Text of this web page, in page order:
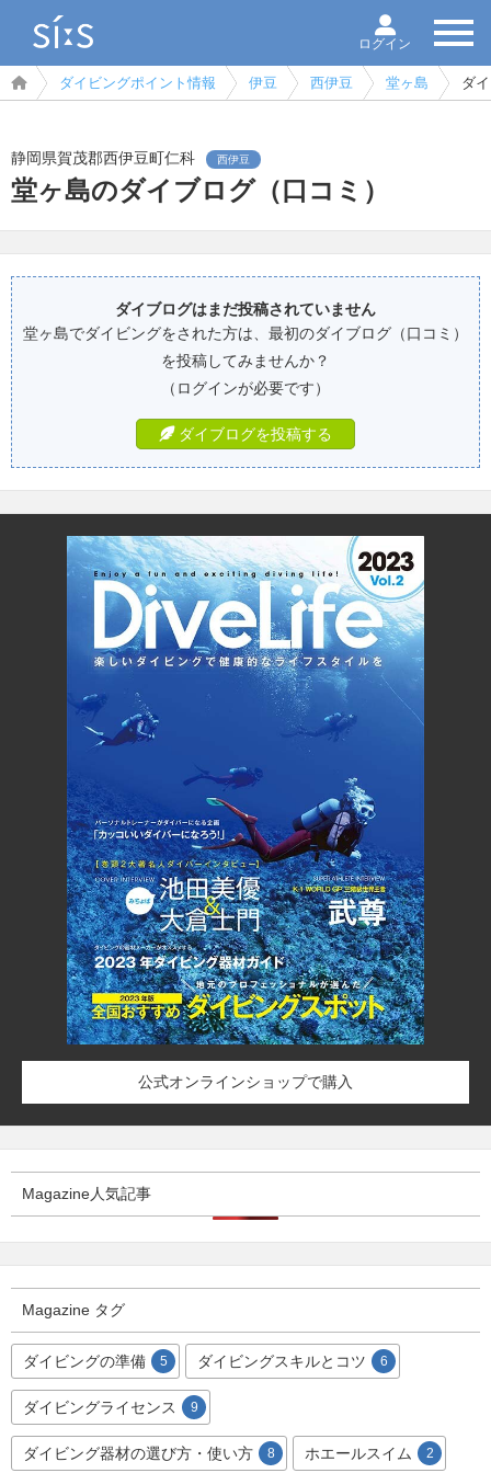
ログイン
ダイビングポイント情報 伊豆 西伊豆 堂ヶ島 ダ
静岡県賀茂郡西伊豆町仁科 西伊豆
堂ヶ島のダイブログ（口コミ）
ダイブログはまだ投稿されていません
堂ヶ島でダイビングをされた方は、最初のダイブログ（口コミ）
を投稿してみませんか？
（ログインが必要です）
ダイブログを投稿する
公式オンラインショップで購入
Magazine人気記事
Magazine タグ
ダイビングの準備 5 ダイビングスキルとコツ 6
ダイビングライセンス 9
ダイビング器材の選び方・使い方 8 ホエールスイム 2